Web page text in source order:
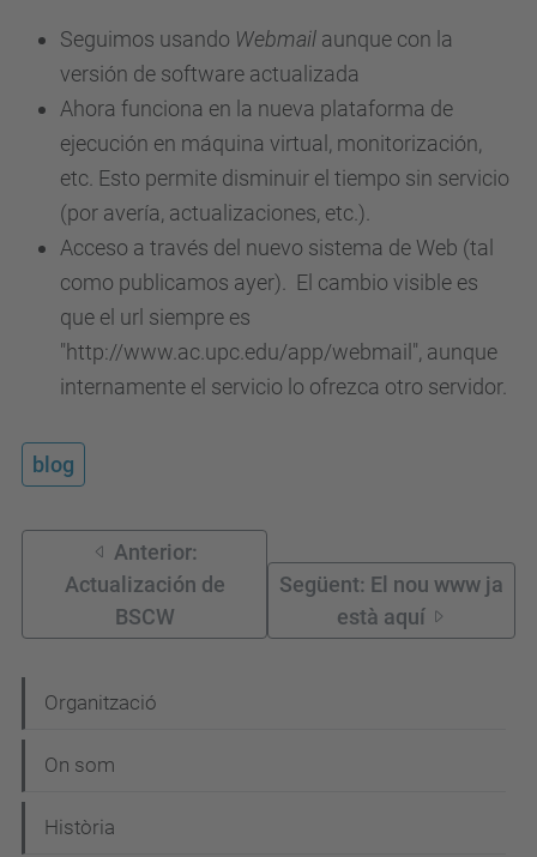
Seguimos usando Webmail aunque con la
versión de software actualizada
Ahora funciona en la nueva plataforma de
ejecución en máquina virtual, monitorización,
etc. Esto permite disminuir el tiempo sin servicio
(por avería, actualizaciones, etc.).
Acceso a través del nuevo sistema de Web (tal
como publicamos ayer). El cambio visible es
que el url siempre es
"http://www.ac.upc.edu/app/webmail", aunque
internamente el servicio lo ofrezca otro servidor.
blog
Anterior:
Actualización de
BSCW
Següent: El nou www ja
està aquí
a
v
Organització
On som
Història